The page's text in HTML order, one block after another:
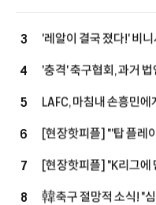
3
'레알이 결국 졌다!' 비
4
'충격' 축구협회, 과거
5
LAFC, 마침내 손흥민
+3명 정리, 슈퍼스타 영
6
[현장핫피플] "'탑 플레
상대하는 건 좋은 경험"
'호평'
7
[현장핫피플] "K리그에
손정범 향해 진심 어린
8
韓축구 절망적 소식! "